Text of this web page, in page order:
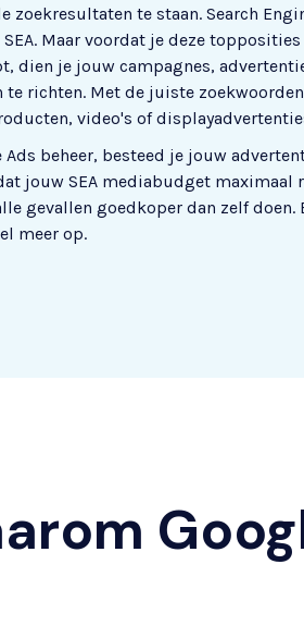
zoekresultaten te staan. Search
Maar voordat je deze
dien je jouw campagnes,
richten. Met de juiste
video's of
Ads beheer, besteed je jouw
jouw SEA mediabudget maximaal
gevallen goedkoper dan zelf doen.
meer op.